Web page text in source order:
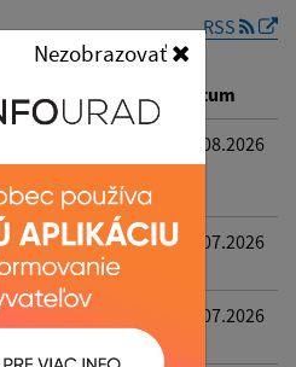
Nezobrazovať
Reset
RSS
Popis Dátum
05.08.2026
- 22.07.2026
21.07.2026